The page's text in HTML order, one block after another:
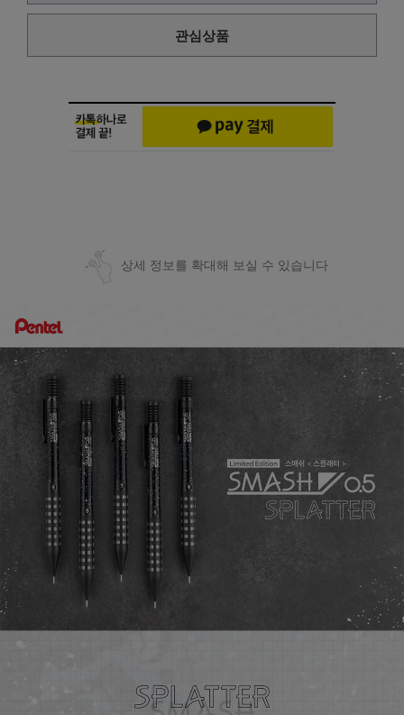
관심상품
상세 정보를 확대해 보실 수 있습니다